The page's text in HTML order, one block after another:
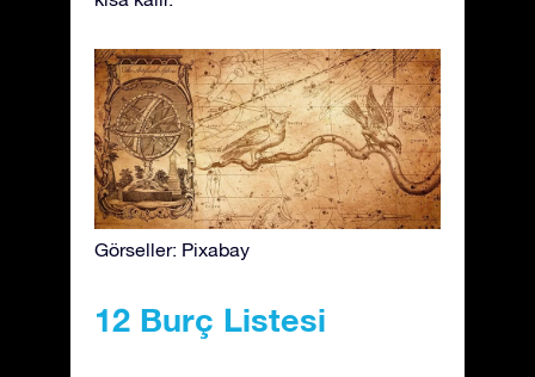
Görseller: Pixabay
12 Burç Listesi